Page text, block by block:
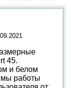
45.
и белом
работы